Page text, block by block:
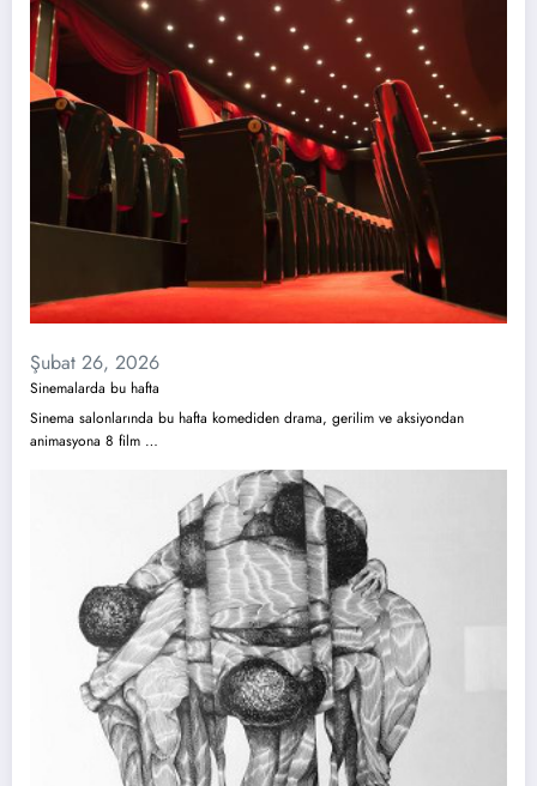
Şubat 26, 2026
Sinemalarda bu hafta
Sinema salonlarında bu hafta komediden drama, gerilim ve aksiyondan
animasyona 8 film …